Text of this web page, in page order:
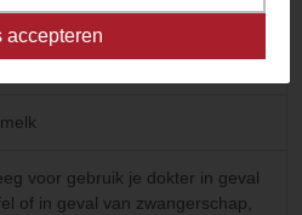
voor gebruik je dokter in geval
of in geval van zwangerschap,
accepteren